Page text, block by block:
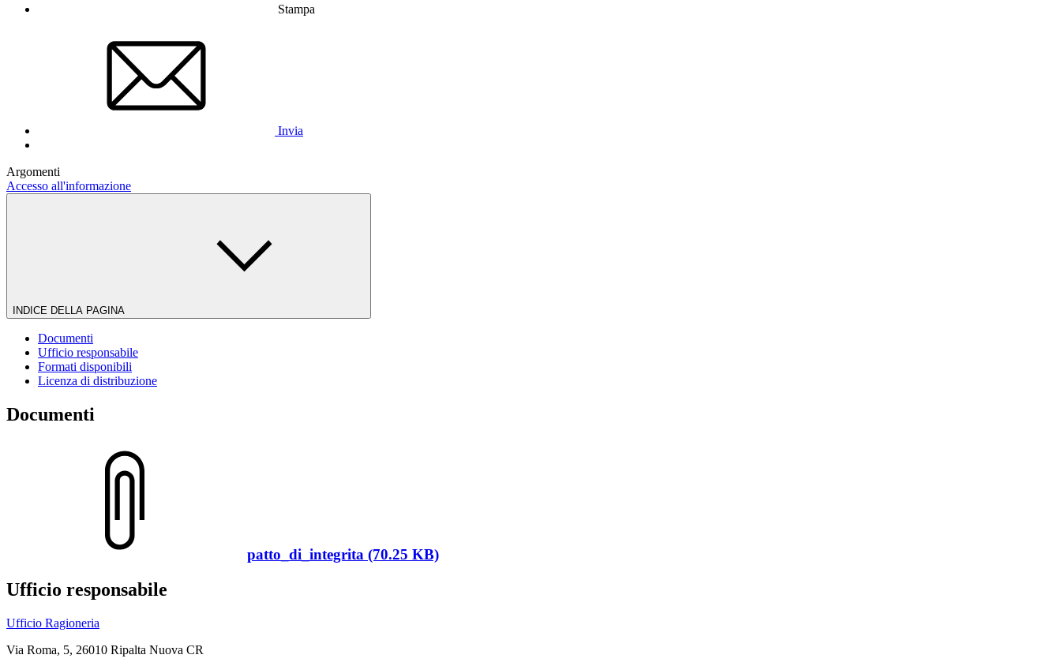
Stampa
Invia
Argomenti
Accesso all'informazione
INDICE DELLA PAGINA
Documenti
Ufficio responsabile
Formati disponibili
Licenza di distribuzione
Documenti
patto_di_integrita (70.25 KB)
Ufficio responsabile
Ufficio Ragioneria
Via Roma, 5, 26010 Ripalta Nuova CR